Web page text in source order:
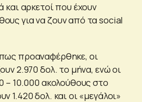
αρκετοί που έχουν
για να ζουν από τα social
προαναφέρθηκε, οι
2.970 δολ. το μήνα, ενώ οι
– 10.000 ακολούθους στο
1.420 δολ. και οι «μεγάλοι»